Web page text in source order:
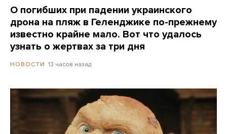
О погибших при падении украинского
дрона на пляж в Геленджике по-прежнему
известно крайне мало. Вот что удалось
узнать о жертвах за три дня
НОВОСТИ 13 часов назад